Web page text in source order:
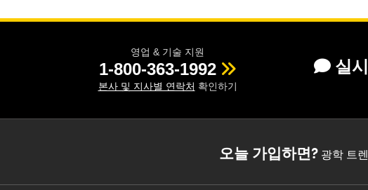
영업 & 기술 지원
1-800-363-1992
본사 및 지사별 연락처 확인하기
실
오늘 가입하면?광학 트